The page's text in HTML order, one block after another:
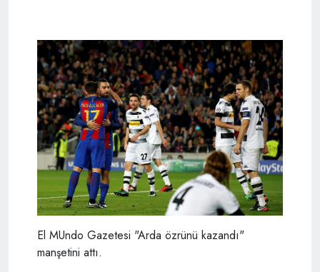
El MUndo Gazetesi "Arda özrünü kazandı"
manşetini attı.